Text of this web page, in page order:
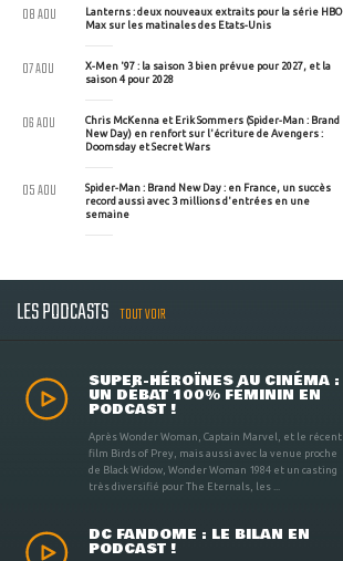
Lanterns : deux nouveaux extraits pour la série HBO
Max sur les matinales des Etats-Unis
08 AOU
X-Men '97 : la saison 3 bien prévue pour 2027, et la
saison 4 pour 2028
07 AOU
Chris McKenna et Erik Sommers (Spider-Man : Brand
New Day) en renfort sur l'écriture de Avengers :
Doomsday et Secret Wars
06 AOU
Spider-Man : Brand New Day : en France, un succès
record aussi avec 3 millions d'entrées en une
semaine
05 AOU
LES PODCASTS TOUT VOIR
SUPER-HÉROÏNES AU CINÉMA :
UN DÉBAT 100% FÉMININ EN
PODCAST !
Après Wonder Woman, Captain Marvel, et le récent
film Birds of Prey, mais aussi avec la venue proche
de Black Widow, Wonder Woman 1984 et un casting
très diversifié pour The Eternals, les ...
DC FANDOME : LE BILAN EN
PODCAST !